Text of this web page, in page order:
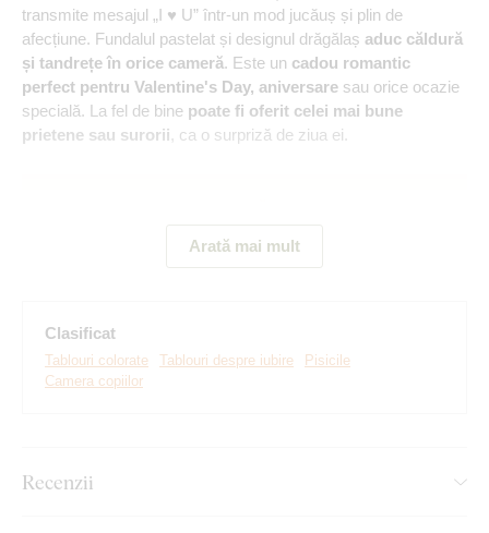
transmite mesajul „I ♥ U” într-un mod jucăuș și plin de
afecțiune. Fundalul pastelat și designul drăgălaș aduc căldură
și tandrețe în orice cameră. Este un cadou romantic
perfect pentru Valentine's Day, aniversare sau orice ocazie
specială. La fel de bine poate fi oferit celei mai bune
prietene sau surorii, ca o surpriză de ziua ei.
mai avansată tehnologie și vopsele de calitate superioară
Arată mai mult
Clasificat
Tablouri colorate Tablouri despre iubire
Pisicile
Camera copiilor
Recenzii